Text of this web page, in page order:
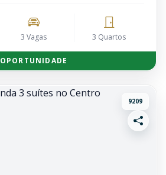
3 Vagas 3 Quartos
OPORTUNIDADE
9209